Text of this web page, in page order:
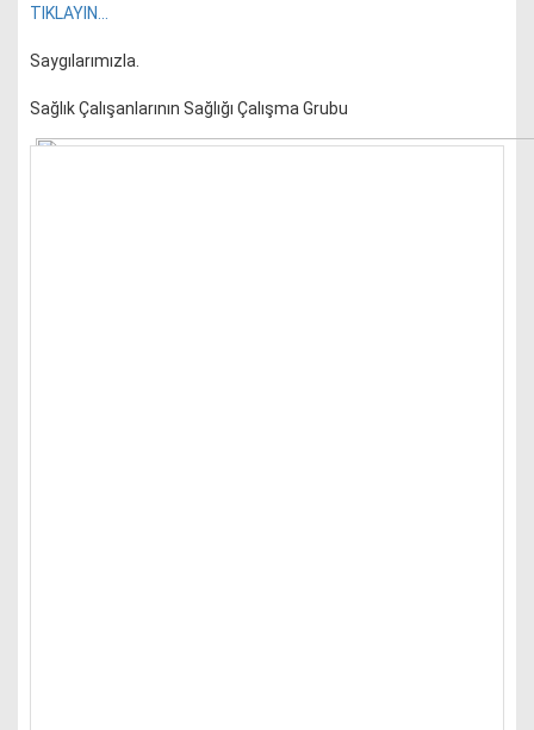
TIKLAYIN...
Saygılarımızla.
Sağlık Çalışanlarının Sağlığı Çalışma Grubu